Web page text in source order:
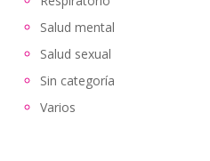
Salud mental
Salud sexual
Sin categoría
Varios